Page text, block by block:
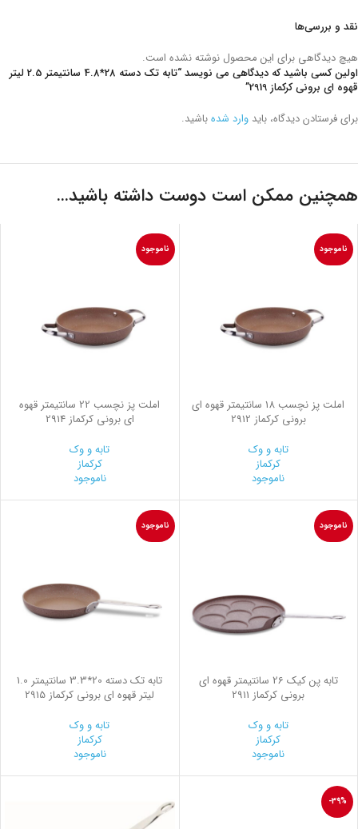
نقد و بررسی‌ها
هیچ دیدگاهی برای این محصول نوشته نشده است.
اولین کسی باشید که دیدگاهی می نویسد “تابه تک دسته 28*4.8 سانتیمتر 2.5 لیتر
قهوه ای برونی کرکماز 2919”
برای فرستادن دیدگاه، باید وارد شدهباشید.
همچنین ممکن است دوست داشته باشید…
ناموجود
املت پز نچسب 18 سانتیمتر قهوه ای
برونی کرکماز 2912
تابه و وک
کرکماز
ناموجود
ناموجود
املت پز نچسب 22 سانتیمتر قهوه
ای برونی کرکماز 2914
تابه و وک
کرکماز
ناموجود
ناموجود
تابه پن کیک 26 سانتیمتر قهوه ای
برونی کرکماز 2911
تابه و وک
کرکماز
ناموجود
ناموجود
تابه تک دسته 20*3.3 سانتیمتر 1.0
لیتر قهوه ای برونی کرکماز 2915
تابه و وک
کرکماز
ناموجود
-39%